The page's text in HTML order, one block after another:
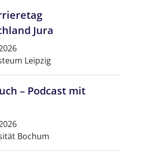
Jura
Leipzig
– Podcast mit
Bochum